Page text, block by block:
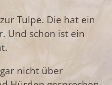
Tulpe. Die hat ein
Und schon ist ein
nicht über